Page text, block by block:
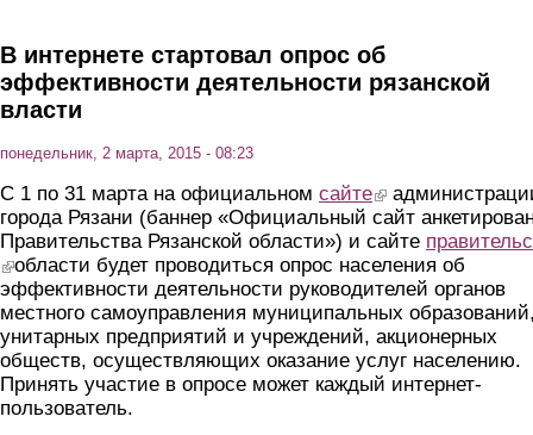
В интернете стартовал опрос об
эффективности деятельности рязанской
власти
понедельник, 2 марта, 2015 - 08:23
С 1 по 31 марта на официальном сайте(link is external)
города Рязани (баннер «Официальный сайт
Правительства Рязанской области») и сайте
(link is external)
области будет проводиться опрос населения об
эффективности деятельности руководителей органов
местного самоуправления муниципальных
унитарных предприятий и учреждений, акционерных
обществ, осуществляющих оказание услуг населению.
Принять участие в опросе может каждый интернет-
пользователь.